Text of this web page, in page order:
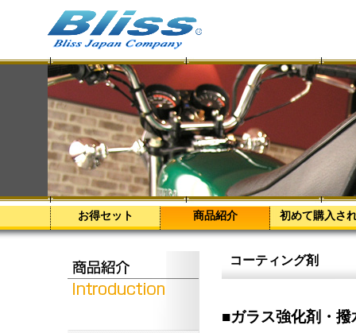
お得セット 商品紹介 初めて購入さ
コーティング剤
■ガラス強化剤・